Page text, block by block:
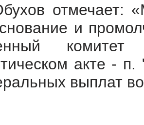
отмечает:
и
акте -
выплат